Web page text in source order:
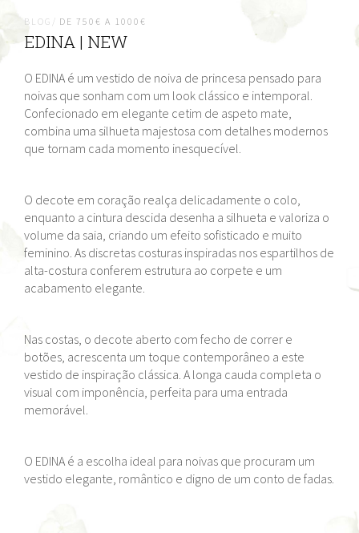
BLOG/ DE 750€ A 1000€
EDINA | NEW
O EDINA é um vestido de noiva de princesa pensado para
noivas que sonham com um look clássico e intemporal.
Confecionado em elegante cetim de aspeto mate,
combina uma silhueta majestosa com detalhes modernos
que tornam cada momento inesquecível.
O decote em coração realça delicadamente o colo,
enquanto a cintura descida desenha a silhueta e valoriza o
volume da saia, criando um efeito sofisticado e muito
feminino. As discretas costuras inspiradas nos espartilhos de
alta-costura conferem estrutura ao corpete e um
acabamento elegante.
Nas costas, o decote aberto com fecho de correr e
botões, acrescenta um toque contemporâneo a este
vestido de inspiração clássica. A longa cauda completa o
visual com imponência, perfeita para uma entrada
memorável.
O EDINA é a escolha ideal para noivas que procuram um
vestido elegante, romântico e digno de um conto de fadas.